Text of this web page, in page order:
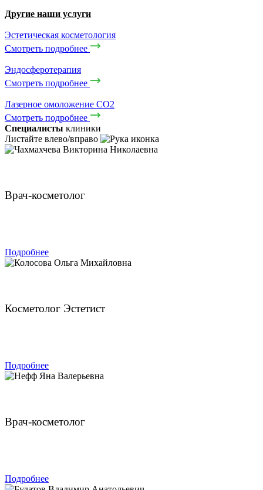
Другие наши услуги
Эстетическая косметология
Смотреть подробнее
Эндосферотерапия
Смотреть подробнее
Лазерное омоложение CO2
Смотреть подробнее
Специалисты клиники
Листайте влево/вправо
Врач-косметолог
Подробнее
Косметолог Эстетист
Подробнее
Врач-косметолог
Подробнее